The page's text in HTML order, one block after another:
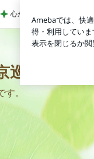
もおすすめ｜日
心が救われたママ友の優し
巡りブログ
。